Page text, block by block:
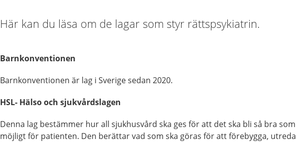
Här kan du läsa om de lagar som styr rättspsykiatrin.
Barnkonventionen
Barnkonventionen är lag i Sverige sedan 2020.
HSL- Hälso och sjukvårdslagen
Denna lag bestämmer hur all sjukhusvård ska ges för att det ska bli så bra som
möjligt för patienten. Den berättar vad som ska göras för att förebygga, utreda